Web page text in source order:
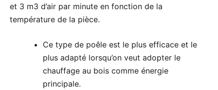
et 3 m3 d’air par minute en fonction de la
température de la pièce.
Ce type de poêle est le plus efficace et le
plus adapté lorsqu’on veut adopter le
chauffage au bois comme énergie
principale.